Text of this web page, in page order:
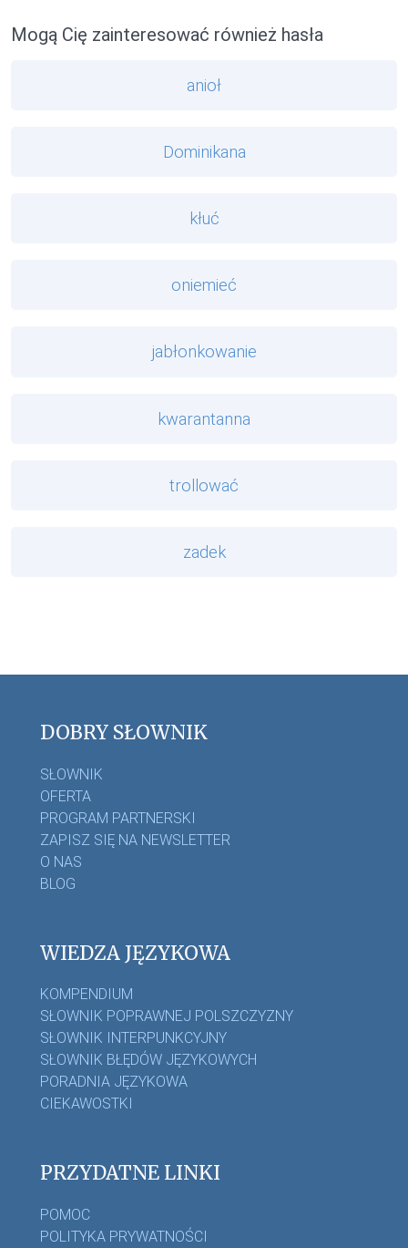
Mogą Cię zainteresować również hasła
anioł
Dominikana
kłuć
oniemieć
jabłonkowanie
kwarantanna
trollować
zadek
DOBRY SŁOWNIK
SŁOWNIK
OFERTA
PROGRAM PARTNERSKI
ZAPISZ SIĘ NA NEWSLETTER
O NAS
BLOG
WIEDZA JĘZYKOWA
KOMPENDIUM
SŁOWNIK POPRAWNEJ POLSZCZYZNY
SŁOWNIK INTERPUNKCYJNY
SŁOWNIK BŁĘDÓW JĘZYKOWYCH
PORADNIA JĘZYKOWA
CIEKAWOSTKI
PRZYDATNE LINKI
POMOC
POLITYKA PRYWATNOŚCI